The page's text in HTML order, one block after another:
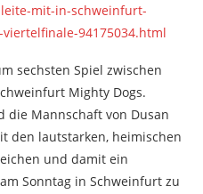
mit-in-schweinfurt-
94175034.html
sechsten Spiel zwischen
Mighty Dogs.
die Mannschaft von Dusan
den lautstarken, heimischen
und damit ein
Sonntag in Schweinfurt zu